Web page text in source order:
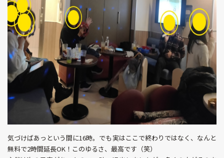
気づけばあっという間に16時。でも実はここで終わりではなく、なんと
無料で2時間延長OK！このゆるさ、最高です（笑）